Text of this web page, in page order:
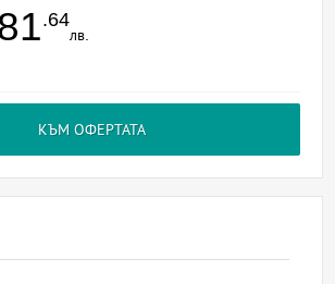
.64
лв.
КЪМ ОФЕРТАТА